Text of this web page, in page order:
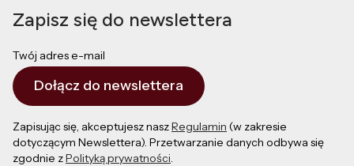
Zapisz się do newslettera
Twój adres e-mail
Dołącz do newslettera
Zapisując się, akceptujesz naszRegulamin (w zakresie
dotyczącym Newslettera). Przetwarzanie danych odbywa się
zgodnie zPolityką prywatności.